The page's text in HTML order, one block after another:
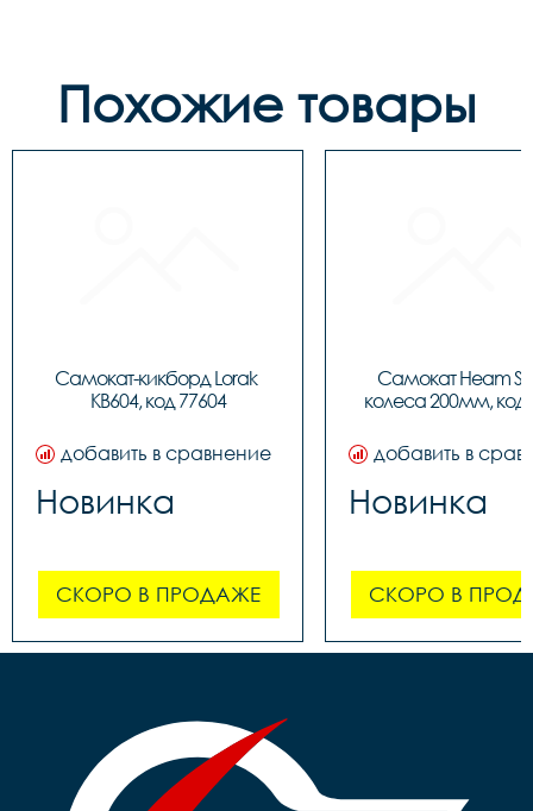
Похожие товары
Самокат-кикборд Lorak
KB604, код 77604
добавить в сравнение
Новинка
СКОРО В ПРОДАЖЕ
Самокат Heam
колеса 200мм, код
добавить в
Новинка
СКОРО В